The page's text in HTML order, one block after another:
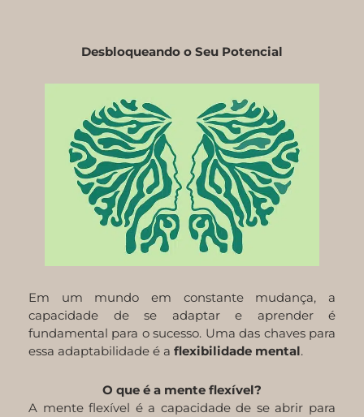
Desbloqueando o Seu Potencial
Em um mundo em constante mudança, a
capacidade de se adaptar e aprender é
fundamental para o sucesso. Uma das chaves para
essa adaptabilidade é a flexibilidade mental.
O que é a mente flexível?
A mente flexível é a capacidade de se abrir para